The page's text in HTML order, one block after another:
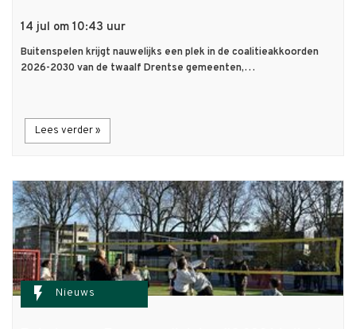
14 jul om 10:43 uur
Buitenspelen krijgt nauwelijks een plek in de coalitieakkoorden
2026-2030 van de twaalf Drentse gemeenten,…
Lees verder »
flash_on Nieuws